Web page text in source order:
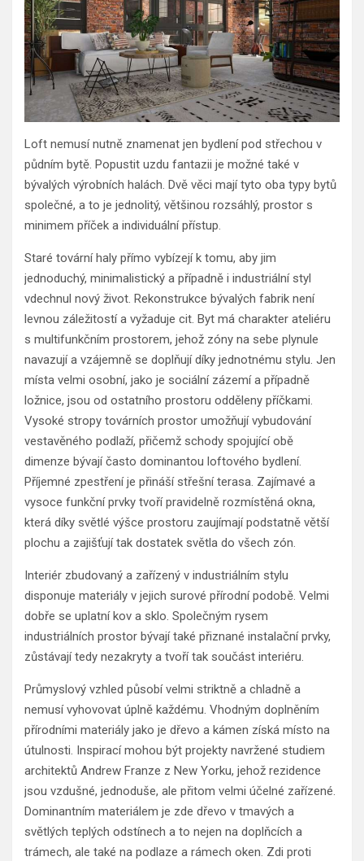
Loft nemusí nutně znamenat jen bydlení pod střechou v
půdním bytě. Popustit uzdu fantazii je možné také v
bývalých výrobních halách. Dvě věci mají tyto oba typy bytů
společné, a to je jednolitý, většinou rozsáhlý, prostor s
minimem příček a individuální přístup.
Staré tovární haly přímo vybízejí k tomu, aby jim
jednoduchý, minimalistický a případně i industriální styl
vdechnul nový život. Rekonstrukce bývalých fabrik není
levnou záležitostí a vyžaduje cit. Byt má charakter ateliéru
s multifunkčním prostorem, jehož zóny na sebe plynule
navazují a vzájemně se doplňují díky jednotnému stylu. Jen
místa velmi osobní, jako je sociální zázemí a případně
ložnice, jsou od ostatního prostoru odděleny příčkami.
Vysoké stropy továrních prostor umožňují vybudování
vestavěného podlaží, přičemž schody spojující obě
dimenze bývají často dominantou loftového bydlení.
Příjemné zpestření je přináší střešní terasa. Zajímavé a
vysoce funkční prvky tvoří pravidelně rozmístěná okna,
která díky světlé výšce prostoru zaujímají podstatně větší
plochu a zajišťují tak dostatek světla do všech zón.
Interiér zbudovaný a zařízený v industriálním stylu
disponuje materiály v jejich surové přírodní podobě. Velmi
dobře se uplatní kov a sklo. Společným rysem
industriálních prostor bývají také přiznané instalační prvky,
zůstávají tedy nezakryty a tvoří tak součást interiéru.
Průmyslový vzhled působí velmi striktně a chladně a
nemusí vyhovovat úplně každému. Vhodným doplněním
přírodními materiály jako je dřevo a kámen získá místo na
útulnosti. Inspirací mohou být projekty navržené studiem
architektů Andrew Franze z New Yorku, jehož rezidence
jsou vzdušné, jednoduše, ale přitom velmi účelné zařízené.
Dominantním materiálem je zde dřevo v tmavých a
světlých teplých odstínech a to nejen na doplňcích a
trámech, ale také na podlaze a rámech oken. Zdi proti